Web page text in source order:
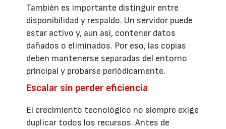
También es importante distinguir entre
disponibilidad y respaldo. Un servidor puede
estar activo y, aun así, contener datos
dañados o eliminados. Por eso, las copias
deben mantenerse separadas del entorno
principal y probarse periódicamente.
Escalar sin perder eficiencia
El crecimiento tecnológico no siempre exige
duplicar todos los recursos. Antes de